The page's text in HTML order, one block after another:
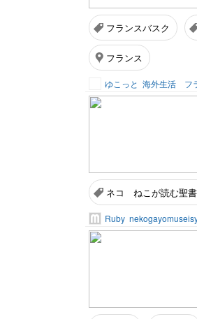
フランスバスク
フランス
ゆこっと 海外生活 フ
ネコ ねこが読む聖
Ruby